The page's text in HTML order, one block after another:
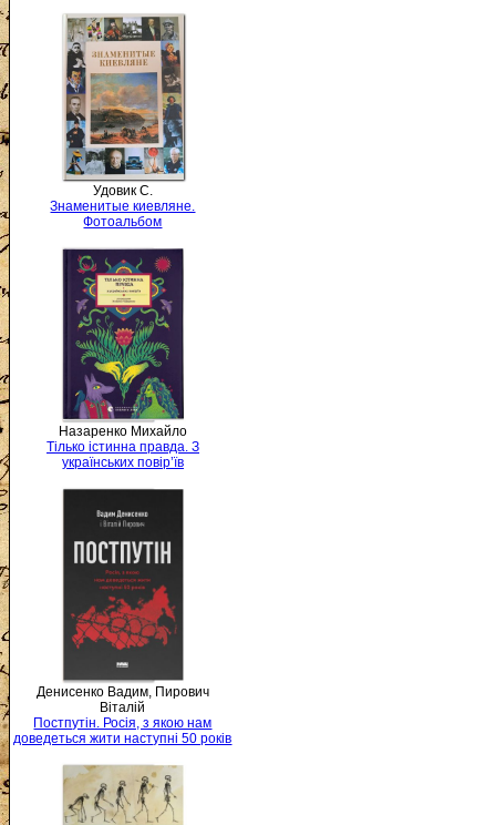
Удовик С.
Знаменитые киевляне.
Фотоальбом
Назаренко Михайло
Тілько істинна правда. З
українських повір’їв
Денисенко Вадим, Пирович
Віталій
Постпутін. Росія, з якою нам
доведеться жити наступні 50 років